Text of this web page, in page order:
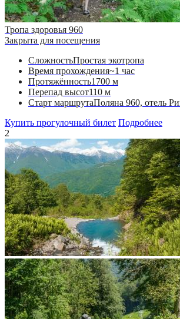
Тропа здоровья 960
Закрыта для посещения
СложностьПростая экотропа
Время прохождения~1 час
Протяжённость1700 м
Перепад высот110 м
Старт маршрутаПоляна 960, отель
Купить прогулочный билет Подробнее
2